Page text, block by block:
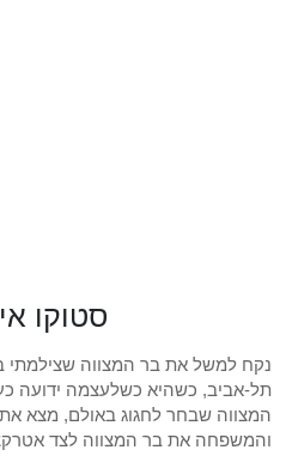
סטוקו
נקח למשל את בר המצווה שצילמתי
תל-אביב, כשהיא כשלעצמה ידועה
המצווה שבחר לחגוג באולם, מצא
והמשפחה את בר המצווה לצד